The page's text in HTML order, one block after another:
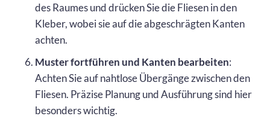
des Raumes und drücken Sie die Fliesen in den
Kleber, wobei sie auf die abgeschrägten Kanten
achten.
Muster fortführen und Kanten bearbeiten:
Achten Sie auf nahtlose Übergänge zwischen den
Fliesen. Präzise Planung und Ausführung sind hier
besonders wichtig.